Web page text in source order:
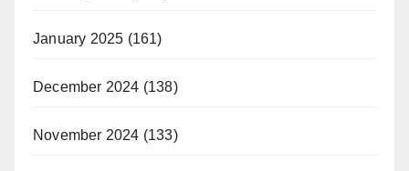
January 2025 (161)
December 2024 (138)
November 2024 (133)